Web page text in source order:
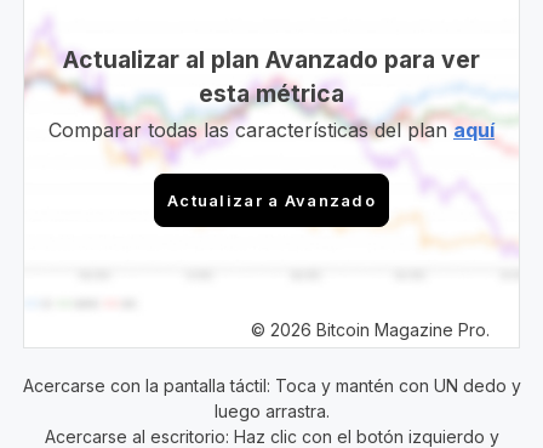
Actualizar al plan Avanzado para ver
esta métrica
Comparar todas las características del planaquí
Actualizar a Avanzado
© 2026 Bitcoin Magazine Pro.
Acercarse con la pantalla táctil: Toca y mantén con UN dedo y
luego arrastra.
Acercarse al escritorio: Haz clic con el botón izquierdo y